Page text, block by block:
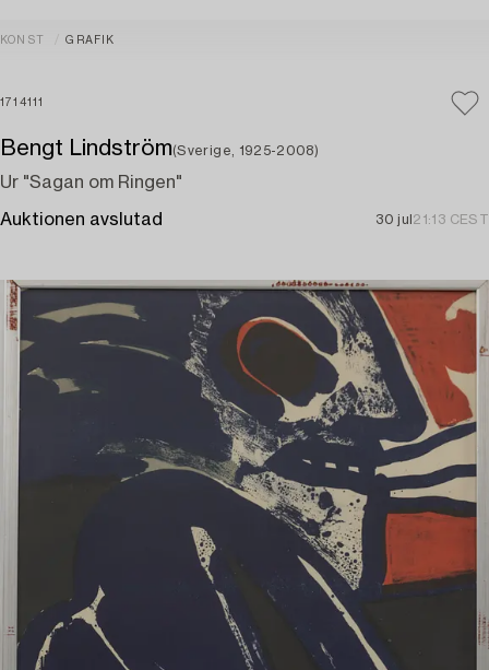
KONST GRAFIK
1714111
Bengt Lindström(Sverige, 1925-2008)
Ur "Sagan om Ringen"
Auktionen avslutad 30 jul 21:13 CEST